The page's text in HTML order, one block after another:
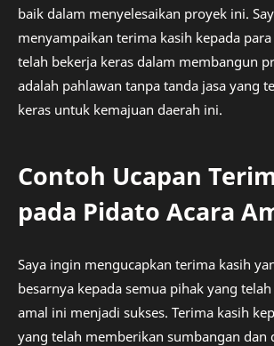
baik dalam menyelesaikan proyek ini.
menyampaikan terima kasih kepada
telah bekerja keras dalam membangun
adalah pahlawan tanpa tanda jasa yang
keras untuk kemajuan daerah ini.
Contoh Ucapan
pada Pidato Acara
Saya ingin mengucapkan terima kasih
besarnya kepada semua pihak yang
amal ini menjadi sukses. Terima kasih
yang telah memberikan sumbangan dan